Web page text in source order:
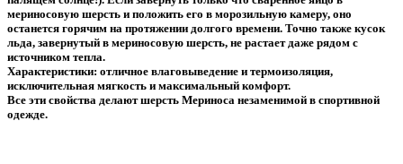
мериносовую шерсть и положить его в морозильную камеру, оно
останется горячим на протяжении долгого времени. Точно также кусок
льда, завернутый в мериносовую шерсть, не растает даже рядом с
источником тепла.
Характеристики: отличное влаговыведение и термоизоляция,
исключительная мягкость и максимальный комфорт.
Все эти свойства делают шерсть Мериноса незаменимой в спортивной
одежде.